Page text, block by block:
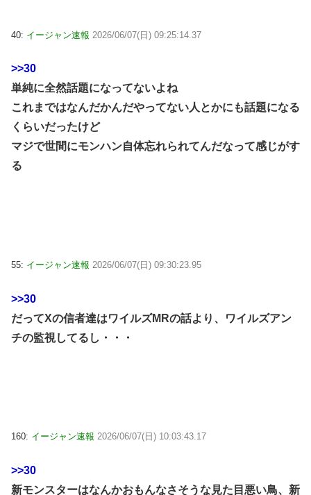
40: イージャン速報 2026/06/07(日) 09:25:14.37
>>30
単純に全然話題になってないよね
これまではなんだかんだやってない人とかにも話題になる
くらいだったけど
マジで世間にモンハン自体忘れられてんだなって感じがす
る
55: イージャン速報 2026/06/07(日) 09:30:23.95
>>30
だってXの信者達はワイルズMRの話より、ワイルズアン
チの監視してるし・・・
160: イージャン速報 2026/06/07(日) 10:03:43.17
>>30
新モンスターはなんかおもんなさそうな見た目悪い鳥、新